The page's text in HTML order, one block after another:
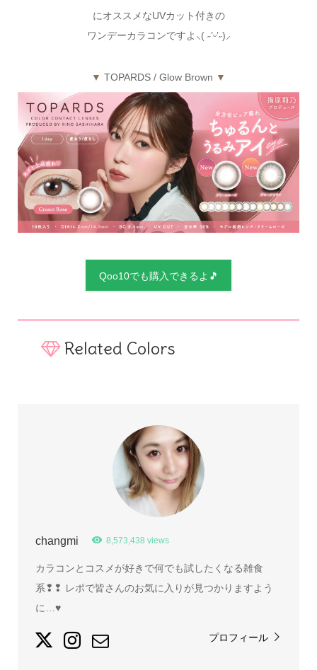
にオススメなUVカット付きの
ワンデーカラコンですよ⸜( ˶’ᵕ’˶)⸝
▼ TOPARDS / Glow Brown ▼
Qoo10でも購入できるよ🎵
Related Colors
changmi 8,573,438 views
カラコンとコスメが好きで何でも試したくなる雑食
系❢❢ レポで皆さんのお気に入りが見つかりますよう
に…♥
プロフィール